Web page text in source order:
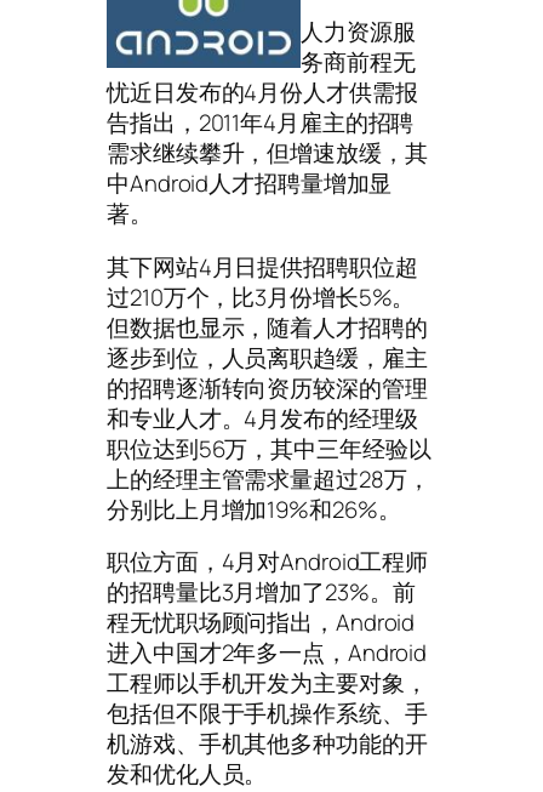
人力资源服
务商前程无
忧近日发布的4月份人才供需报
告指出，2011年4月雇主的招聘
需求继续攀升，但增速放缓，其
中Android人才招聘量增加显
著。
其下网站4月日提供招聘职位超
过210万个，比3月份增长5%。
但数据也显示，随着人才招聘的
逐步到位，人员离职趋缓，雇主
的招聘逐渐转向资历较深的管理
和专业人才。4月发布的经理级
职位达到56万，其中三年经验以
上的经理主管需求量超过28万，
分别比上月增加19%和26%。
职位方面，4月对Android工程师
的招聘量比3月增加了23%。前
程无忧职场顾问指出，Android
进入中国才2年多一点，Android
工程师以手机开发为主要对象，
包括但不限于手机操作系统、手
机游戏、手机其他多种功能的开
发和优化人员。